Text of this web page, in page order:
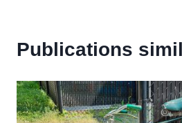
Publications